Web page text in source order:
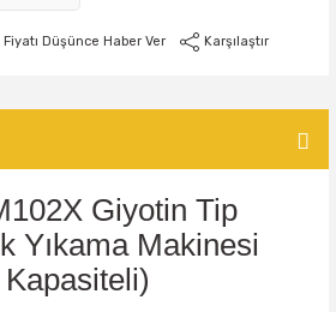
Fiyatı Düşünce Haber Ver Karşılaştır
Giyotin Tip
Yıkama Makinesi